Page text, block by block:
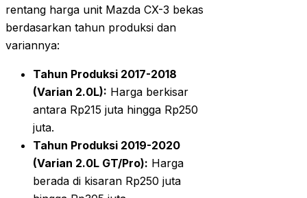
rentang harga unit Mazda CX-3 bekas
berdasarkan tahun produksi dan
variannya:
Tahun Produksi 2017-2018
(Varian 2.0L): Harga berkisar
antara Rp215 juta hingga Rp250
juta.
Tahun Produksi 2019-2020
(Varian 2.0L GT/Pro): Harga
berada di kisaran Rp250 juta